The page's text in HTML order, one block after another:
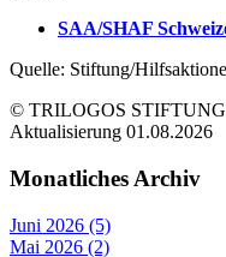
SAA/SHAF
Quelle: Stiftung/
© TRILOGOS STIFTUNG
Aktualisierung 01.08.2026
Monatliches Archiv
Juni 2026 (5)
Mai 2026 (2)